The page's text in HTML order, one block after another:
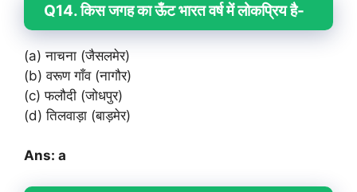
Q14. किस जगह का ऊँट भारत वर्ष में लोकप्रिय है-
(a) नाचना (जैसलमेर)
(b) वरूण गाँव (नागौर)
(c) फलौदी (जोधपुर)
(d) तिलवाड़ा (बाड़मेर)
Ans: a